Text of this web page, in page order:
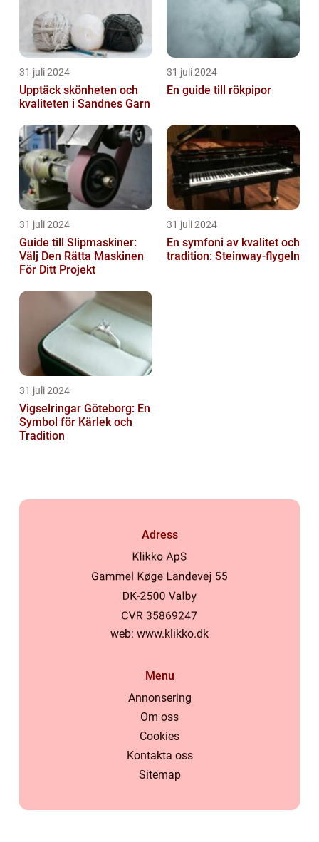
31 juli 2024
Upptäck skönheten och
kvaliteten i Sandnes Garn
31 juli 2024
En guide till rökpipor
31 juli 2024
Guide till Slipmaskiner:
Välj Den Rätta Maskinen
För Ditt Projekt
31 juli 2024
En symfoni av kvalitet och
tradition: Steinway-flygeln
31 juli 2024
Vigselringar Göteborg: En
Symbol för Kärlek och
Tradition
Adress
web: www.klikko.dk
Menu
Annonsering
Om oss
Cookies
Kontakta oss
Sitemap